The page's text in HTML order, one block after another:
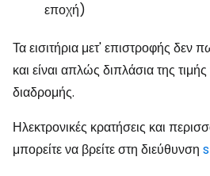
εποχή)
Τα εισιτήρια μετ' επιστροφής δεν
και είναι απλώς διπλάσια της τιμής
διαδρομής.
Ηλεκτρονικές κρατήσεις και
μπορείτε να βρείτε στη διεύθυνση